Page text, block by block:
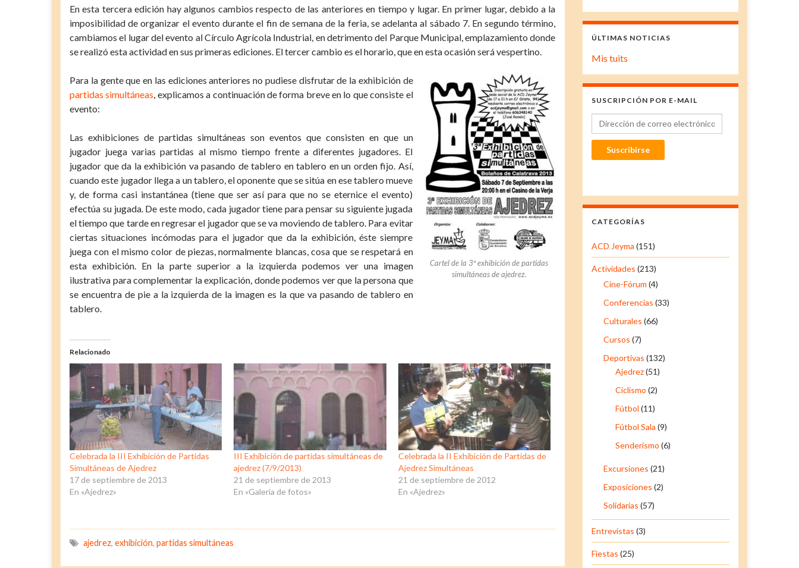
En esta tercera edición hay algunos cambios respecto de las anteriores en tiempo y lugar. En primer lugar, debido a la
imposibilidad de organizar el evento durante el fin de semana de la feria, se adelanta al sábado 7. En segundo término,
cambiamos el lugar del evento al Círculo Agrícola Industrial, en detrimento del Parque Municipal, emplazamiento donde
se realizó esta actividad en sus primeras ediciones. El tercer cambio es el horario, que en esta ocasión será vespertino.
Cartel de la 3ª exhibición de partidas
simultáneas de ajedrez.
Para la gente que en las ediciones anteriores no pudiese disfrutar de la exhibición de
partidas simultáneas , explicamos a continuación de forma breve en lo que consiste el
evento:
Las exhibiciones de partidas simultáneas son eventos que consisten en que un
jugador juega varias partidas al mismo tiempo frente a diferentes jugadores. El
jugador que da la exhibición va pasando de tablero en tablero en un orden fijo. Así,
cuando este jugador llega a un tablero, el oponente que se sitúa en ese tablero mueve
y, de forma casi instantánea (tiene que ser así para que no se eternice el evento)
efectúa su jugada. De este modo, cada jugador tiene para pensar su siguiente jugada
el tiempo que tarde en regresar el jugador que se va moviendo de tablero. Para evitar
ciertas situaciones incómodas para el jugador que da la exhibición, éste siempre
juega con el mismo color de piezas, normalmente blancas, cosa que se respetará en
esta exhibición. En la parte superior a la izquierda podemos ver una imagen
ilustrativa para complementar la explicación, donde podemos ver que la persona que
se encuentra de pie a la izquierda de la imagen es la que va pasando de tablero en
tablero.
Relacionado
Celebrada la III Exhibición de Partidas
Simultáneas de Ajedrez
17 de septiembre de 2013
En «Ajedrez»
III Exhibición de partidas simultáneas de
ajedrez (7/9/2013)
21 de septiembre de 2013
En «Galería de fotos»
Celebrada la II Exhibición de Partidas de
Ajedrez Simultáneas
21 de septiembre de 2012
En «Ajedrez»
ajedrez, exhibición, partidas simultáneas
ÚLTIMAS NOTICIAS
Mis tuits
SUSCRIPCIÓN POR E-MAIL
Dirección de correo electrónico
Suscribirse
CATEGORÍAS
ACD Jeyma (151)
Actividades (213)
Cine-Fórum (4)
Conferencias (33)
Culturales (66)
Cursos (7)
Deportivas (132)
Ajedrez(51)
Ciclismo (2)
Fútbol (11)
Fútbol Sala (9)
Senderismo (6)
Excursiones (21)
Exposiciones (2)
Solidarias (57)
Entrevistas (3)
Fiestas (25)